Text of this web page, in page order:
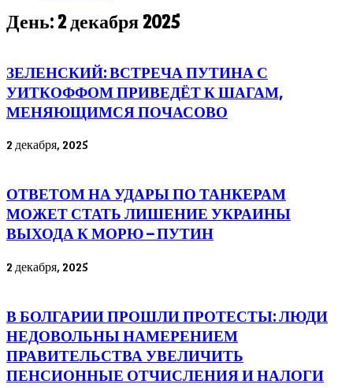
День: 2 декабря 2025
ЗЕЛЕНСКИЙ: ВСТРЕЧА ПУТИНА С
УИТКОФФОМ ПРИВЕДЁТ К ШАГАМ,
МЕНЯЮЩИМСЯ ПОЧАСОВО
2 декабря, 2025
ОТВЕТОМ НА УДАРЫ ПО ТАНКЕРАМ
МОЖЕТ СТАТЬ ЛИШЕНИЕ УКРАИНЫ
ВЫХОДА К МОРЮ – ПУТИН
2 декабря, 2025
В БОЛГАРИИ ПРОШЛИ ПРОТЕСТЫ: ЛЮДИ
НЕДОВОЛЬНЫ НАМЕРЕНИЕМ
ПРАВИТЕЛЬСТВА УВЕЛИЧИТЬ
ПЕНСИОННЫЕ ОТЧИСЛЕНИЯ И НАЛОГИ